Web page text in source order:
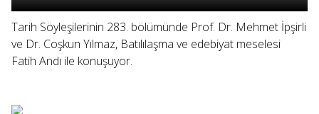
Tarih Söyleşilerinin 283. bölümünde Prof. Dr. Mehmet İpşirli
ve Dr. Coşkun Yılmaz, Batılılaşma ve edebiyat meselesi
Fatih Andı ile konuşuyor.